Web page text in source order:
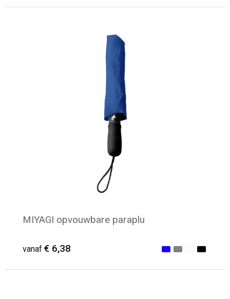
Minimale afname: 15
MIYAGI opvouwbare paraplu
vanaf € 6,38